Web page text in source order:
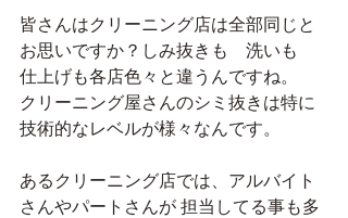
皆さんはクリーニング店は全部同じと
お思いですか？しみ抜きも　洗いも
仕上げも各店色々と違うんですね。
クリーニング屋さんのシミ抜きは特に
技術的なレベルが様々なんです。
あるクリーニング店では、アルバイト
さんやパートさんが 担当してる事も多